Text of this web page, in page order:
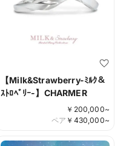
【Milk&Strawberry-ﾐﾙｸ＆
ｽﾄﾛﾍﾞﾘｰ-】CHARMER
￥ 200,000~
￥ 430,000~
ペア